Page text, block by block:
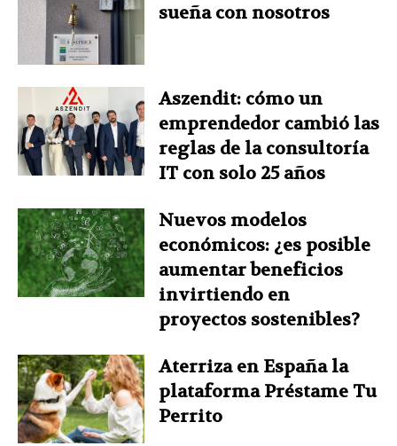
sueña con nosotros
Aszendit: cómo un
emprendedor cambió las
reglas de la consultoría
IT con solo 25 años
Nuevos modelos
económicos: ¿es posible
aumentar beneficios
invirtiendo en
proyectos sostenibles?
Aterriza en España la
plataforma Préstame Tu
Perrito